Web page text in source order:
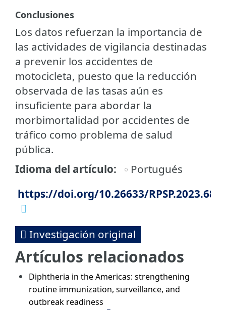
Conclusiones
Los datos refuerzan la importancia de
las actividades de vigilancia destinadas
a prevenir los accidentes de
motocicleta, puesto que la reducción
observada de las tasas aún es
insuficiente para abordar la
morbimortalidad por accidentes de
tráfico como problema de salud
pública.
Idioma del artículo
Portugués
https://doi.org/10.26633/RPSP.2023.68
Investigación original
Artículos relacionados
Diphtheria in the Americas: strengthening
routine immunization, surveillance, and
outbreak readiness